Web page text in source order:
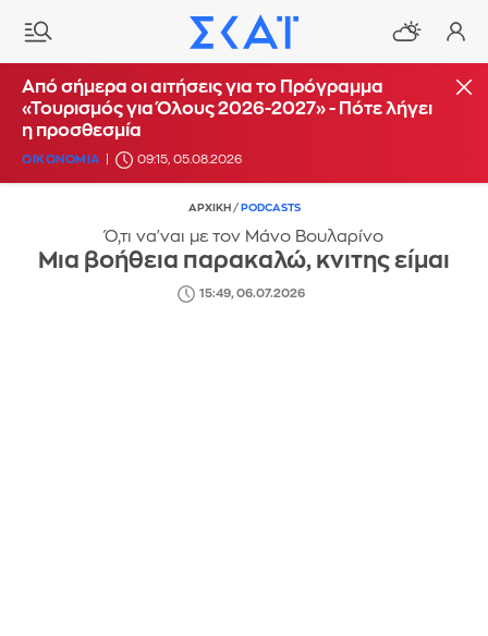
Από σήμερα οι αιτήσεις για το Πρόγραμμα
«Τουρισμός για Όλους 2026-2027» - Πότε λήγει
η προσθεσμία
ΟΙΚΟΝΟΜΙΑ 09:15, 05.08.2026
ΑΡΧΙΚΗ / PODCASTS
Ό,τι να'ναι με τον Μάνο Βουλαρίνο
Μια βοήθεια παρακαλώ, κνιτης είμαι
15:49, 06.07.2026